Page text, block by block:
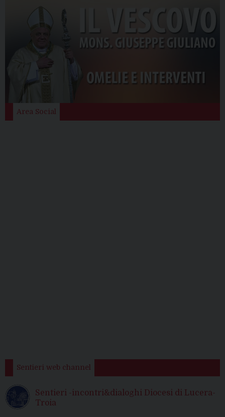
Area Social
Sentieri web channel
Sentieri -incontri&dialoghi Diocesi di Lucera-
Troia